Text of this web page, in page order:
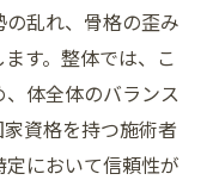
乱れ、骨格の歪み
す。整体では、こ
体全体のバランス
資格を持つ施術者
において信頼性が